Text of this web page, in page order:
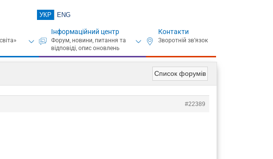
УКР ENG
Інформаційний центр Контакти
Список форумів
#22389